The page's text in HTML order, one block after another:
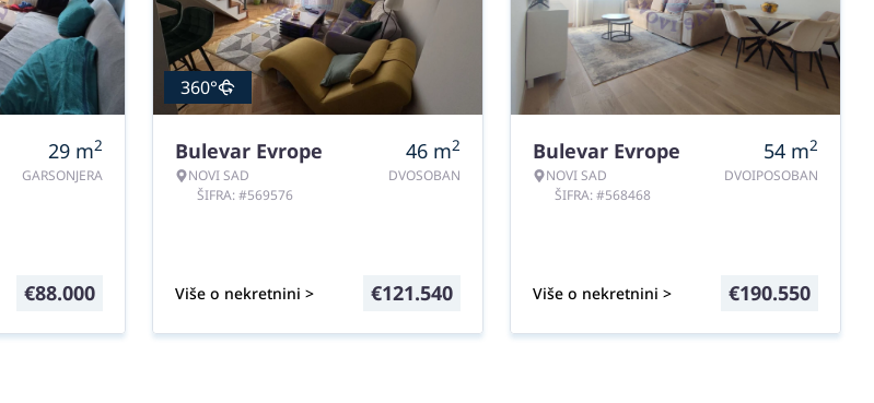
29 m2
GARSONJERA
€88.000
360°
Bulevar Evrope
NOVI SAD
ŠIFRA: #569576
46 m2
DVOSOBAN
Više o nekretnini > €121.540
Bulevar Evrope
NOVI SAD
ŠIFRA: #568468
54 m2
DVOIPOSOBAN
Više o nekretnini > €190.550